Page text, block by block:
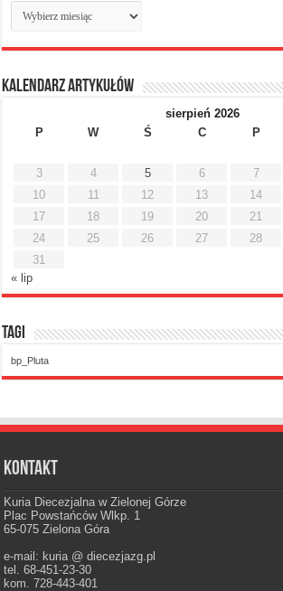
Archiwum
miesięczne
Kalendarz artykułów
sierpień 2026
P
W Ś C P
3
4 5 6 7
10
11 12 13 14
17
18 19 20 21
24
25 26 27 28
31
« lip
Tagi
bp_Pluta
Kontakt
Kuria Diecezjalna w Zielonej Górze
Plac Powstańców Wlkp. 1
65-075 Zielona Góra
e-mail: kuria @ diecezjazg.pl
tel. 68-451-23-30
kom. 728-443-401